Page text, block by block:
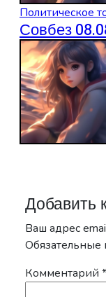
Политическое
Совбез
Добавить
Ваш адрес
Обязательные
Комментарий *